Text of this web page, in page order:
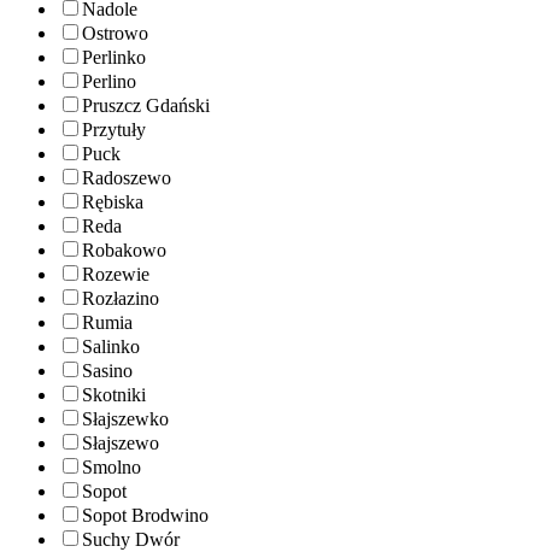
Nadole
Ostrowo
Perlinko
Perlino
Pruszcz Gdański
Przytuły
Puck
Radoszewo
Rębiska
Reda
Robakowo
Rozewie
Rozłazino
Rumia
Salinko
Sasino
Skotniki
Słajszewko
Słajszewo
Smolno
Sopot
Sopot Brodwino
Suchy Dwór